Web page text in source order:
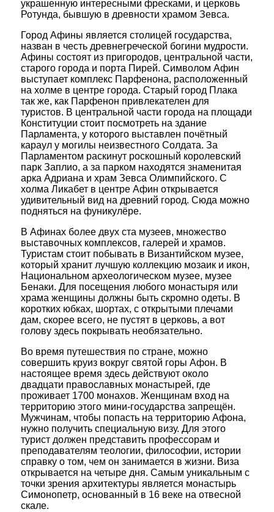
украшенную интересными фресками, и церковь
Ротунда, бывшую в древности храмом Зевса.
Город Афины является столицей государства,
назван в честь древнегреческой богини мудрости.
Афины состоят из пригородов, центральной части,
старого города и порта Пирей. Символом Афин
выступает комплекс Парфенона, расположенный
на холме в центре города. Старый город Плака
так же, как Парфенон привлекателен для
туристов. В центральной части города на площади
Конституции стоит посмотреть на здание
Парламента, у которого выставлен почётный
караул у могилы неизвестного Солдата. За
Парламентом раскинут роскошный королевский
парк Заплио, а за парком находятся знаменитая
арка Адриана и храм Зевса Олимпийского. С
холма Ликабет в центре Афин открывается
удивительный вид на древний город. Сюда можно
подняться на фуникулёре.
В Афинах более двух ста музеев, множество
выставочных комплексов, галерей и храмов.
Туристам стоит побывать в Византийском музее,
который хранит лучшую коллекцию мозаик и икон,
Национальном археологическом музее, музее
Бенаки. Для посещения любого монастыря или
храма женщины должны быть скромно одеты. В
коротких юбках, шортах, с открытыми плечами
дам, скорее всего, не пустят в церковь, а вот
голову здесь покрывать необязательно.
Во время путешествия по стране, можно
совершить круиз вокруг святой горы Афон. В
настоящее время здесь действуют около
двадцати православных монастырей, где
проживает 1700 монахов. Женщинам вход на
территорию этого мини-государства запрещён.
Мужчинам, чтобы попасть на территорию Афона,
нужно получить специальную визу. Для этого
турист должен представить профессорам и
преподавателям теологии, философии, истории
справку о том, чем он занимается в жизни. Виза
открывается на четыре дня. Самым уникальным с
точки зрения архитектуры является монастырь
Симонопетр, основанный в 16 веке на отвесной
скале.